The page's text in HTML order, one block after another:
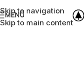
Skip to navigation
Skip to main content
MENÜ